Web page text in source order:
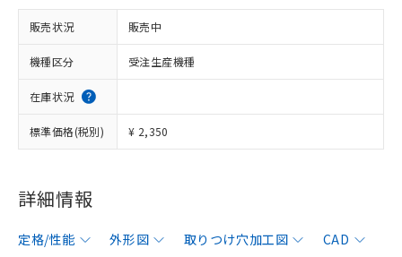
販売状況 販売中
機種区分 受注生産機種
在庫状況
標準価格(税別) ¥ 2,350
詳細情報
定格/性能 外形図 取りつけ穴加工図
CAD